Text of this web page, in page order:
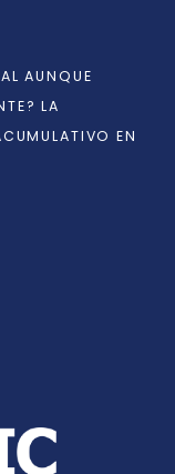
AUNQUE
LA
EN